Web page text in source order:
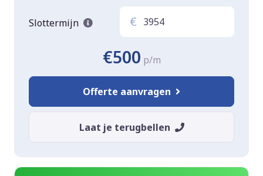
Slottermijn €
€500 p/m
Offerte aanvragen
Laat je terugbellen